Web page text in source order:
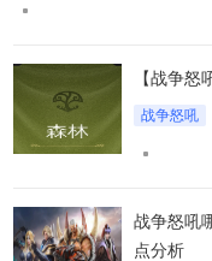
【战争
战争怒吼
战争怒吼
点分析